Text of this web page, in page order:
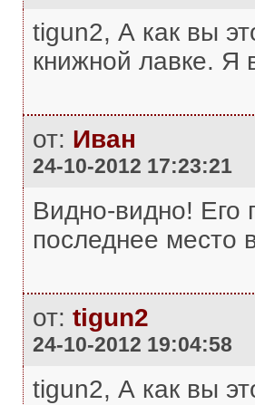
tigun2, А как вы
книжной лавке. Я
от: Иван
24-10-2012 17:23:21
Видно-видно! Его
последнее место
от: tigun2
24-10-2012 19:04:58
tigun2, А как вы